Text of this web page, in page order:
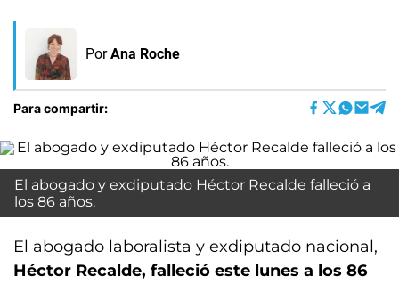
Por Ana Roche
Para compartir:
El abogado y exdiputado Héctor Recalde falleció a
los 86 años.
El abogado laboralista y exdiputado nacional,
Héctor Recalde, falleció este lunes a los 86